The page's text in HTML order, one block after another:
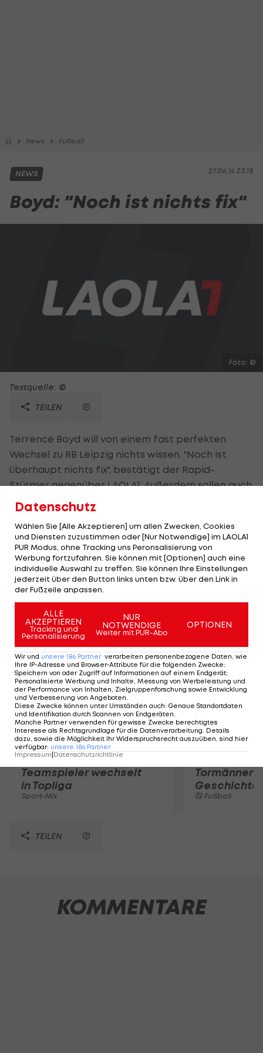
News Fußball
27.06.14 23:18
NEWS
Boyd: "Noch ist nichts fix"
Foto: ©
Textquelle: ©
TEILEN
Terrence Boyd will von einem fast perfekten
Wechsel zu RB Leipzig nichts wissen. "Noch ist
überhaupt nichts fix", bestätigt der Rapid-
Stürmer gegenüber LAOLA1. Außerdem sollen auch
noch Wigan Athletic und Sporting Lissabon im
Rennen um den 23-jährigen US-Teamspieler sein.
Aufgrund des noch bis 2015 laufenden Vertrags
muss Rapid jedoch zustimmen. Boyd will aber
unbedingt den nächsten Schritt setzen: "Es geht
mir einfach um die österreichische Liga an sich,
ich will einfach hier raus."
Mehr zum Thema
Karrieresprung! ÖVV-
Teamspieler wechselt
in Topliga
Sport-Mix
Tormänner
Geschichte
Fußball
TEILEN
KOMMENTARE
Datenschutz
Wählen Sie [Alle Akzeptieren] um allen Zwecken, Cookies
und Diensten zuzustimmen oder [Nur Notwendige] im LAOLA1
PUR Modus, ohne Tracking uns Peronsalisierung von
Werbung fortzufahren. Sie können mit [Optionen] auch eine
individuelle Auswahl zu treffen. Sie können Ihre Einstellungen
jederzeit über den Button links unten bzw. über den Link in
der Fußzeile anpassen.
ALLE
AKZEPTIEREN
Tracking und
Personalisierung
NUR
NOTWENDIGE
Weiter mit PUR-Abo
OPTIONEN
Wir und unsere 186 Partner verarbeiten personenbezogene Daten, wie
Ihre IP-Adresse und Browser-Attribute für die folgenden Zwecke:
Speichern von oder Zugriff auf Informationen auf einem Endgerät;
Personalisierte Werbung und Inhalte, Messung von Werbeleistung und
der Performance von Inhalten, Zielgruppenforschung sowie Entwicklung
und Verbesserung von Angeboten.
Diese Zwecke können unter Umständen auch: Genaue Standortdaten
und Identifikation durch Scannen von Endgeräten.
Manche Partner verwenden für gewisse Zwecke berechtigtes
Interesse als Rechtsgrundlage für die Datenverarbeitung. Details
dazu, sowie die Möglichkeit Ihr Widerspruchsrecht auszuüben, sind hier
verfügbar: unsere 186 Partner
Impressum Datenschutzrichtlinie